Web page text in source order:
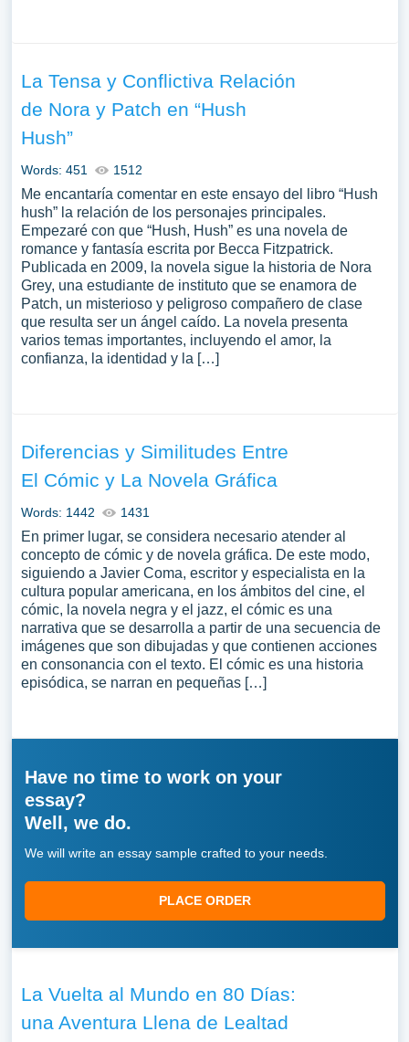
La Tensa y Conflictiva Relación
de Nora y Patch en “Hush
Hush”
Words: 451 1512
Me encantaría comentar en este ensayo del libro “Hush
hush” la relación de los personajes principales.
Empezaré con que “Hush, Hush” es una novela de
romance y fantasía escrita por Becca Fitzpatrick.
Publicada en 2009, la novela sigue la historia de Nora
Grey, una estudiante de instituto que se enamora de
Patch, un misterioso y peligroso compañero de clase
que resulta ser un ángel caído. La novela presenta
varios temas importantes, incluyendo el amor, la
confianza, la identidad y la […]
Diferencias y Similitudes Entre
El Cómic y La Novela Gráfica
Words: 1442 1431
En primer lugar, se considera necesario atender al
concepto de cómic y de novela gráfica. De este modo,
siguiendo a Javier Coma, escritor y especialista en la
cultura popular americana, en los ámbitos del cine, el
cómic, la novela negra y el jazz, el cómic es una
narrativa que se desarrolla a partir de una secuencia de
imágenes que son dibujadas y que contienen acciones
en consonancia con el texto. El cómic es una historia
episódica, se narran en pequeñas […]
Have no time to work on your
essay?
Well, we do.
We will write an essay sample crafted to your needs.
PLACE ORDER
La Vuelta al Mundo en 80 Días:
una Aventura Llena de Lealtad